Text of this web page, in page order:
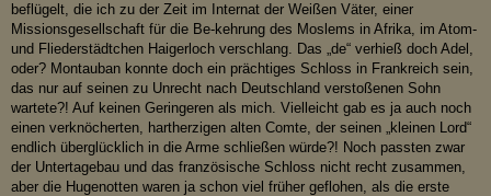
beflügelt, die ich zu der Zeit im Internat der Weißen Väter, einer
Missionsgesellschaft für die Be-kehrung des Moslems in Afrika, im Atom-
und Fliederstädtchen Haigerloch verschlang. Das „de“ verhieß doch Adel,
oder? Montauban konnte doch ein prächtiges Schloss in Frankreich sein,
das nur auf seinen zu Unrecht nach Deutschland verstoßenen Sohn
wartete?! Auf keinen Geringeren als mich. Vielleicht gab es ja auch noch
einen verknöcherten, hartherzigen alten Comte, der seinen „kleinen Lord“
endlich überglücklich in die Arme schließen würde?! Noch passten zwar
der Untertagebau und das französische Schloss nicht recht zusammen,
aber die Hugenotten waren ja schon viel früher geflohen, als die erste